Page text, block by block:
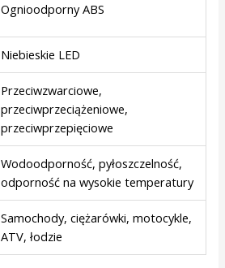
Ognioodporny ABS
Niebieskie LED
Przeciwzwarciowe,
przeciwprzeciążeniowe,
przeciwprzepięciowe
Wodoodporność, pyłoszczelność,
odporność na wysokie temperatury
Samochody, ciężarówki, motocykle,
ATV, łodzie